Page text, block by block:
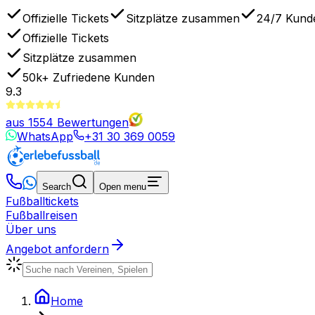
Offizielle Tickets Sitzplätze zusammen
24/7
Offizielle Tickets
Sitzplätze zusammen
50k+ Zufriedene Kunden
9.3
aus 1554 Bewertungen
WhatsApp
+31 30 369 0059
Search Open menu
Fußballtickets
Fußballreisen
Über uns
Angebot anfordern
Home